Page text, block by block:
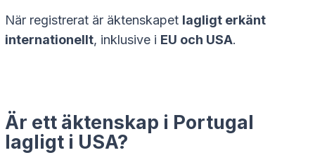
När registrerat är äktenskapet lagligt erkänt
internationellt, inklusive i EU och USA.
Är ett äktenskap i Portugal
lagligt i USA?